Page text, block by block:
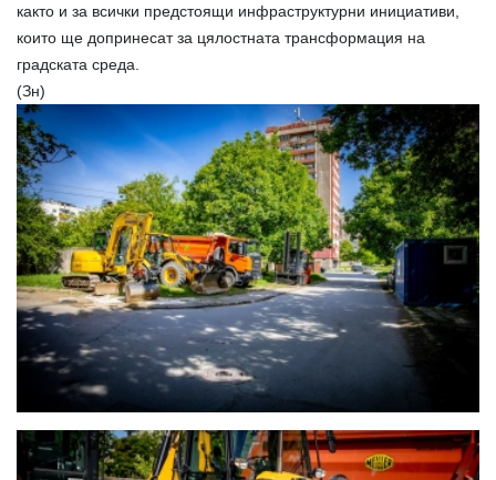
както и за всички предстоящи инфраструктурни инициативи,
които ще допринесат за цялостната трансформация на
градската среда.
(Зн)